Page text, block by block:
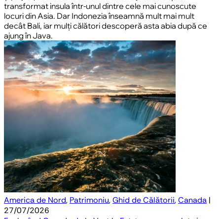
transformat insula într-unul dintre cele mai cunoscute
locuri din Asia. Dar Indonezia înseamnă mult mai mult
decât Bali, iar mulți călători descoperă asta abia după ce
ajung în Java.
America de Nord, Patrimoniu,Ghid de Călătorii,Canada |
27/07/2026